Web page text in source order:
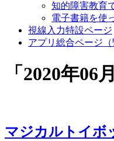
知的障害教育
電子書籍を使
視線入力特設ページ
アプリ総合ページ（
「 2020年06
マジカルトイボ